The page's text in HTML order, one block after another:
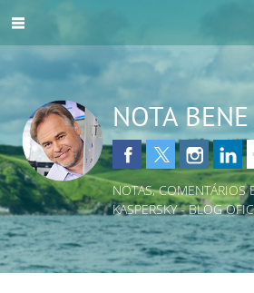
NOTA BENE
NOTAS, COMENTÁRIOS
KASPERSKY - BLOG